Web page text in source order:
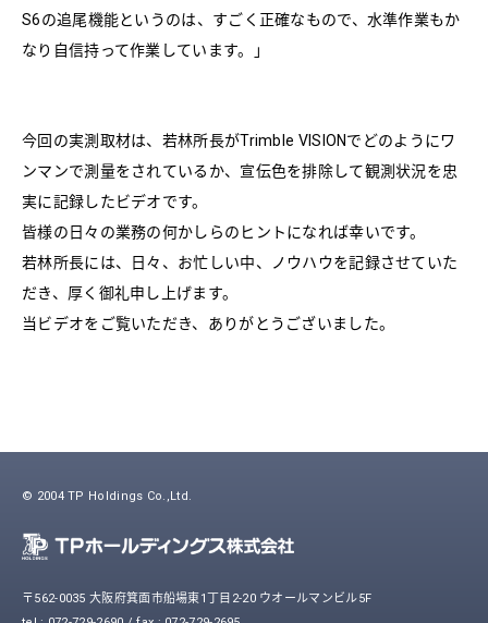
S6の追尾機能というのは、すごく正確なもので、水準作業もか
なり自信持って作業しています。」
今回の実測取材は、若林所長がTrimble VISIONでどのようにワ
ンマンで測量をされているか、宣伝色を排除して観測状況を忠
実に記録したビデオです。
皆様の日々の業務の何かしらのヒントになれば幸いです。
若林所長には、日々、お忙しい中、ノウハウを記録させていた
だき、厚く御礼申し上げます。
当ビデオをご覧いただき、ありがとうございました。
© 2004 TP Holdings Co.,Ltd.
〒562-0035 大阪府箕面市船場東1丁目2-20 ウオールマンビル5F